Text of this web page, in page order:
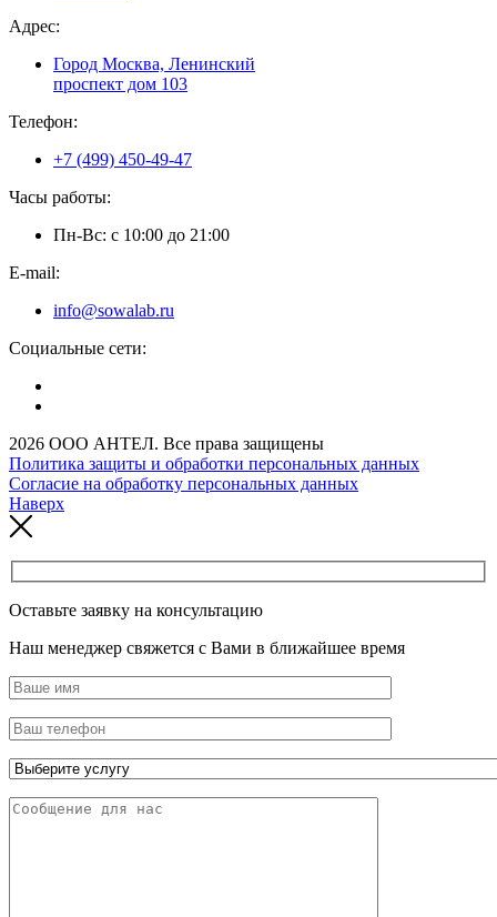
Адрес:
Город Москва, Ленинский
проспект дом 103
Телефон:
+7 (499) 450-49-47
Часы работы:
Пн-Вс: с 10:00 до 21:00
E-mail:
info@sowalab.ru
Социальные сети:
2026 ООО АНТЕЛ. Все права защищены
Политика защиты и обработки персональных данных
Согласие на обработку персональных данных
Наверх
Оставьте заявку на консультацию
Наш менеджер свяжется с Вами в ближайшее время